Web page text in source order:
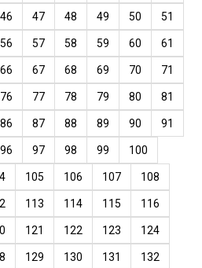
46 47 48 49 50 51
56 57 58 59 60 61
66 67 68 69 70 71
76 77 78 79 80 81
86 87 88 89 90 91
96 97 98 99 100
105 106 107 108
113 114 115 116
121 122 123 124
129 130 131 132